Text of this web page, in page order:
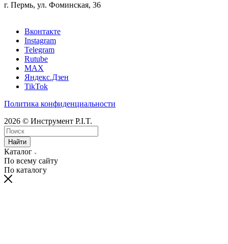
г. Пермь, ул. Фоминская, 36
Вконтакте
Instagram
Telegram
Rutube
MAX
Яндекс.Дзен
TikTok
Политика конфиденциальности
2026 © Инструмент P.I.T.
Найти
Каталог
По всему сайту
По каталогу